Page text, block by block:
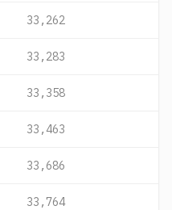
33,262
33,283
33,358
33,463
33,686
33,764